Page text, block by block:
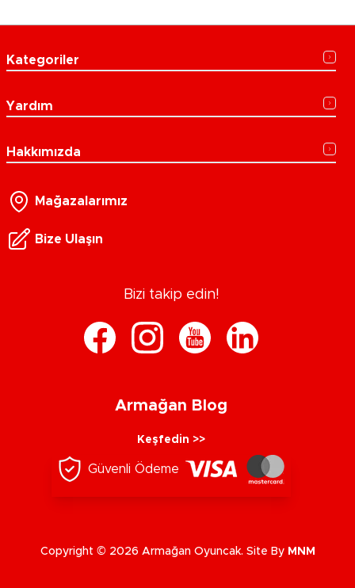
Kategoriler
Yardım
Hakkımızda
Mağazalarımız
Bize Ulaşın
Bizi takip edin!
Armağan Blog
Keşfedin >>
Güvenli Ödeme
Copyright © 2026 Armağan Oyuncak. Site By MNM